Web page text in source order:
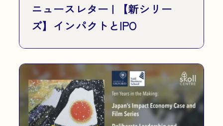
ニュースレター | 【新シリー
ズ】インパクトとIPO